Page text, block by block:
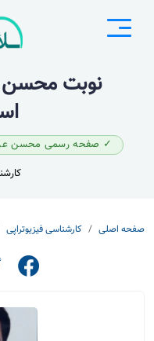
نوبت
✓ صفحه رسمی محسن
صفحه اصلی کارشناسی فیزیوتراپی